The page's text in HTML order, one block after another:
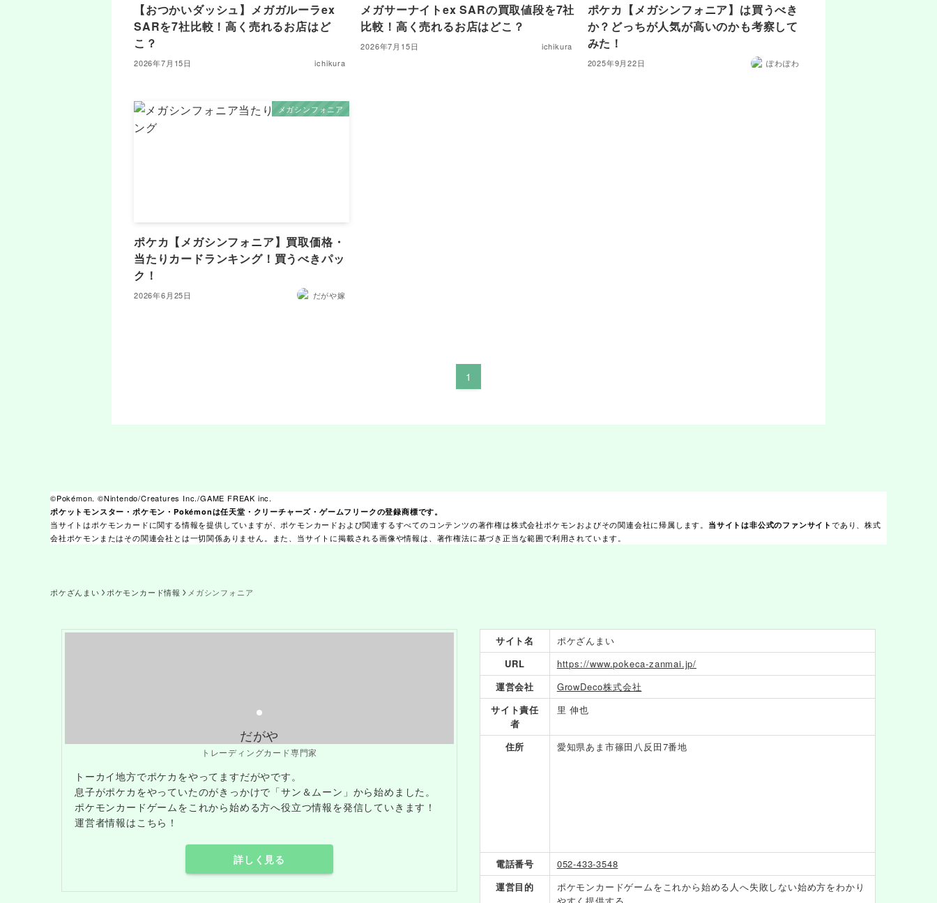
【おつかいダッシュ】メガガルーラex
SARを7社比較！高く売れるお店はど
こ？
2026年7月15日 ichikura
メガサーナイトex SARの買取値段を7社
比較！高く売れるお店はどこ？
2026年7月15日 ichikura
ポケカ【メガシンフォニア】は買うべき
か？どっちが人気が高いのかも考察して
みた！
2025年9月22日 ぽわぽわ
メガシンフォニア
ポケカ【メガシンフォニア】買取価格・
当たりカードランキング！買うべきパッ
ク！
2026年6月25日 だがや嫁
1
©Pokémon. ©Nintendo/Creatures Inc./GAME FREAK inc.
ポケットモンスター・ポケモン・Pokémonは任天堂・クリーチャーズ・ゲームフリークの登録商標です。
当サイトはポケモンカードに関する情報を提供していますが、ポケモンカードおよび関連するすべてのコンテンツの著作権は株式会社ポケモンおよびその関連会社に帰属します。 当サイトは非公式のファンサイトであり、株式
会社ポケモンまたはその関連会社とは一切関係ありません。また、当サイトに掲載される画像や情報は、著作権法に基づき正当な範囲で利用されています。
ポケざんまい ポケモンカード情報 メガシンフォニア
だがや
トレーディングカード専門家
トーカイ地方でポケカをやってますだがやです。
息子がポケカをやっていたのがきっかけで「サン＆ムーン」から始めました。
ポケモンカードゲームをこれから始める方へ役立つ情報を発信していきます！
運営者情報はこちら！
詳しく見る
サイト名
ポケざんまい
URL
https://www.pokeca-zanmai.jp/
運営会社
GrowDeco株式会社
サイト責任
者
里 伸也
住所 愛知県あま市篠田八反田7番地
電話番号
052-433-3548
運営目的
ポケモンカードゲームをこれから始める人へ失敗しない始め方をわかり